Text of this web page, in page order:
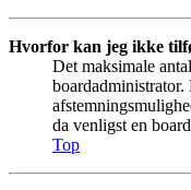
Hvorfor kan jeg ikke
Det maksimale
da venligst en
Top